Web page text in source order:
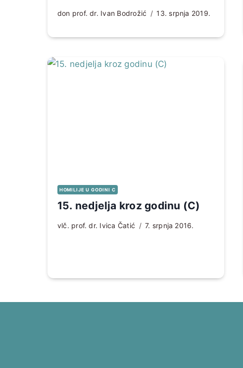
don prof. dr. Ivan Bodrožić 13. srpnja 2019.
HOMILIJE U GODINI C
15. nedjelja kroz godinu (C)
vlč. prof. dr. Ivica Čatić 7. srpnja 2016.